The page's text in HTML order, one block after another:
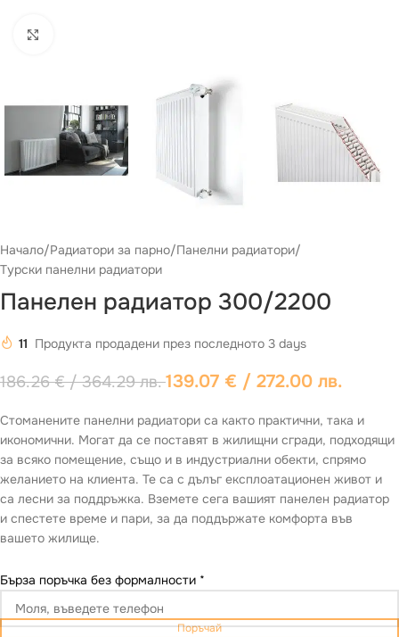
Начало/Радиатори за парно/Панелни радиатори/
Турски панелни радиатори
Панелен радиатор 300/2200
11 Продукта продадени през последното 3 days
186.26€/ 364.29 лв.139.07 € / 272.00 лв.
Стоманените панелни радиатори са както практични, така и
икономични. Могат да се поставят в жилищни сгради, подходящи
за всяко помещение, също и в индустриални обекти, спрямо
желанието на клиента. Те са с дълъг експлоатационен живот и
са лесни за поддръжка. Вземете сега вашият панелен радиатор
и спестете време и пари, за да поддържате комфорта във
вашето жилище.
Бърза поръчка без формалности *
Поръчай